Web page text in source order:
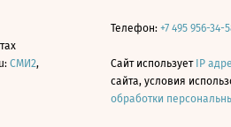
СМИ2,
Телефон: +7 495 956-34-
Сайт использует IP
сайта, условия
обработки